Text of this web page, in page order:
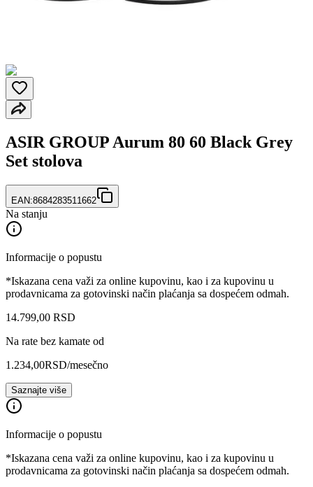
ASIR GROUP Aurum 80 60 Black Grey
Set stolova
EAN:8684283511662
Na stanju
Informacije o popustu
*Iskazana cena važi za online kupovinu, kao i za kupovinu u
prodavnicama za gotovinski način plaćanja sa dospećem odmah.
14.799,00 RSD
Na rate bez kamate od
1.234,00RSD/mesečno
Saznajte više
Informacije o popustu
*Iskazana cena važi za online kupovinu, kao i za kupovinu u
prodavnicama za gotovinski način plaćanja sa dospećem odmah.